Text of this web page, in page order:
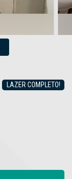
LAZER COMPLETO!